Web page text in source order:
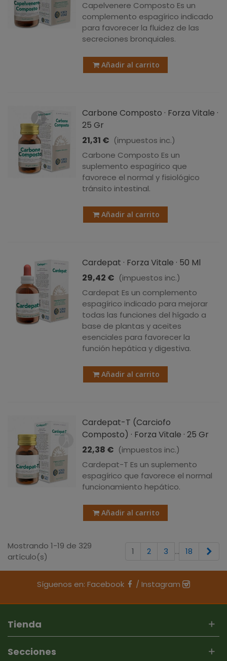
Capelvenere Composto Es un
complemento espagírico indicado
para favorecer la fluidez de las
secreciones bronquiales.
Añadir al carrito
Carbone Composto · Forza Vitale ·
25 Gr
21,31 € (impuestos inc.)
Carbone Composto Es un
suplemento espagírico que
favorece el normal y fisiológico
tránsito intestinal.
Añadir al carrito
Cardepat · Forza Vitale · 50 Ml
29,42 € (impuestos inc.)
Cardepat Es un complemento
espagírico indicado para mejorar
todas las funciones del hígado a
base de plantas y aceites
esenciales para favorecer la
función hepática y digestiva.
Añadir al carrito
Cardepat-T (Carciofo
Composto) · Forza Vitale · 25 Gr
22,38 € (impuestos inc.)
Cardepat-T Es un suplemento
espagírico que favorece el normal
funcionamiento hepático.
Añadir al carrito
Mostrando 1-19 de 329
artículo(s)
1 2 3 … 18
Síguenos en: Facebook / Instagram
Tienda
Secciones